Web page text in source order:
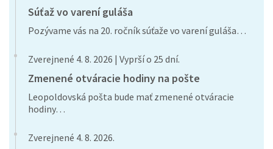
Súťaž vo varení guláša
Pozývame vás na 20. ročník súťaže vo varení guláša…
Zverejnené 4. 8. 2026 | Vyprší o 25 dní.
Zmenené otváracie hodiny na pošte
Leopoldovská pošta bude mať zmenené otváracie
hodiny…
Zverejnené 4. 8. 2026.